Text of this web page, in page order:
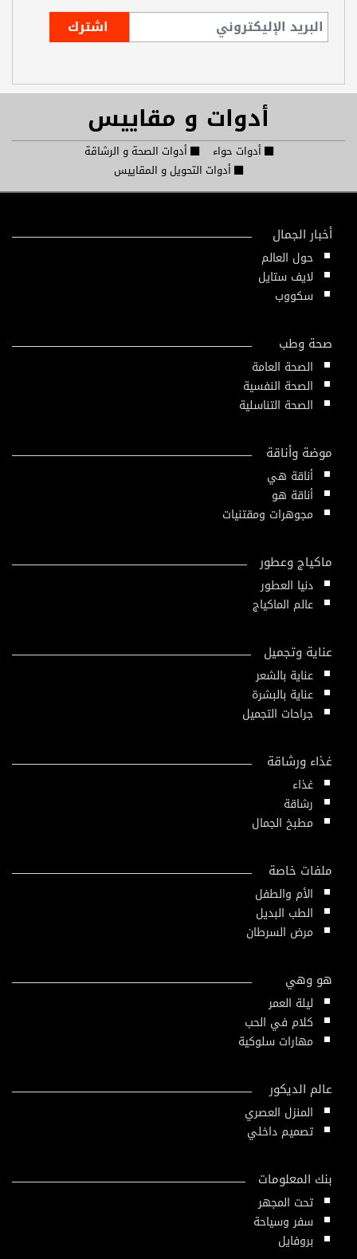
أدوات و مقاييس
أدوات حواء
أدوات الصحة و الرشاقة
أدوات التحويل و المقاييس
أخبار الجمال
حول العالم
لايف ستايل
سكووب
صحة وطب
الصحة العامة
الصحة النفسية
الصحة التناسلية
موضة وأناقة
أناقة هي
أناقة هو
مجوهرات ومقتنيات
ماكياج وعطور
دنيا العطور
عالم الماكياج
عناية وتجميل
عناية بالشعر
عناية بالبشرة
جراحات التجميل
غذاء ورشاقة
غذاء
رشاقة
مطبخ الجمال
ملفات خاصة
الأم والطفل
الطب البديل
مرض السرطان
هو وهي
ليلة العمر
كلام في الحب
مهارات سلوكية
عالم الديكور
المنزل العصري
تصميم داخلي
بنك المعلومات
تحت المجهر
سفر وسياحة
بروفايل